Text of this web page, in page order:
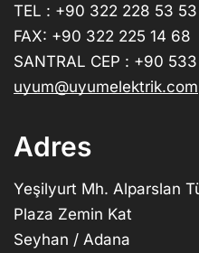
TEL : +90 322 228 53 53
FAX: +90 322 225 14 68
SANTRAL CEP : +90 533
uyum@uyumelektrik.com
Adres
Yeşilyurt Mh. Alparslan
Plaza Zemin Kat
Seyhan / Adana